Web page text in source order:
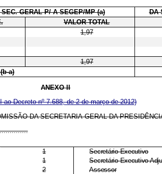
SEC. GERAL P/ A SEGEP/MP (a)
DA
VALOR TOTAL
1,97
1,97
a)
ANEXO II
ao Decreto nº 7.688, de 2 de março de 2012)
DA SECRETARIA-GERAL DA
1 Secretário-Executivo
1
Secretário-Executivo
2
Assessor